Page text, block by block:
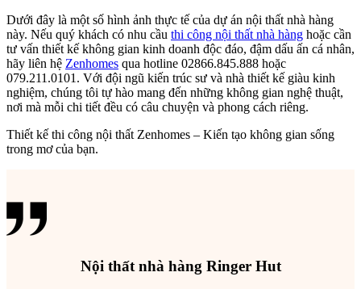
Dưới đây là một số hình ảnh thực tế của dự án nội thất nhà hàng
này. Nếu quý khách có nhu cầu thi công nội thất nhà hàng hoặc cần
tư vấn thiết kế không gian kinh doanh độc đáo, đậm dấu ấn cá nhân,
hãy liên hệ Zenhomes qua hotline 02866.845.888 hoặc
079.211.0101. Với đội ngũ kiến trúc sư và nhà thiết kế giàu kinh
nghiệm, chúng tôi tự hào mang đến những không gian nghệ thuật,
nơi mà mỗi chi tiết đều có câu chuyện và phong cách riêng.
Thiết kế thi công nội thất Zenhomes – Kiến tạo không gian sống
trong mơ của bạn.
Nội thất nhà hàng Ringer Hut